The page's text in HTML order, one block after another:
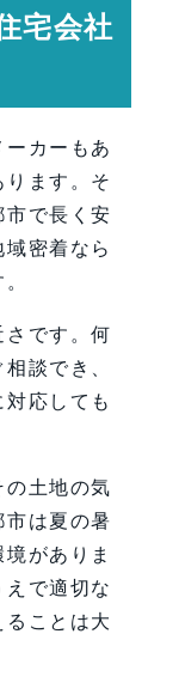
宅会社
カーもあ
ます。そ
市で長く安
密着なら
です。何
談でき、
応しても
の土地の気
は夏の暑
がありま
で適切な
ことは大